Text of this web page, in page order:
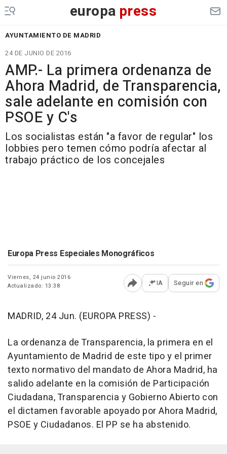
europa press
AYUNTAMIENTO DE MADRID
24 DE JUNIO DE 2016
AMP.- La primera ordenanza de
Ahora Madrid, de Transparencia,
sale adelante en comisión con
PSOE y C's
Los socialistas están "a favor de regular" los
lobbies pero temen cómo podría afectar al
trabajo práctico de los concejales
Europa Press Especiales Monográficos
Viernes, 24 junio 2016
Actualizado: 13:38
Abrir opciones para
IA Seguir en
MADRID, 24 Jun. (EUROPA PRESS) -
La ordenanza de Transparencia, la primera en el
Ayuntamiento de Madrid de este tipo y el primer
texto normativo del mandato de Ahora Madrid, ha
salido adelante en la comisión de Participación
Ciudadana, Transparencia y Gobierno Abierto con
el dictamen favorable apoyado por Ahora Madrid,
PSOE y Ciudadanos. El PP se ha abstenido.